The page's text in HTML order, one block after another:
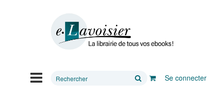
Rechercher
Se connecter